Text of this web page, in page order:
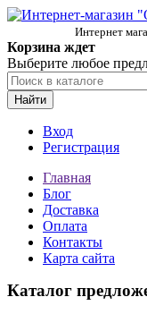
Интернет
Корзина ждет
Выберите любое
Найти
Вход
Регистрация
Главная
Блог
Доставка
Оплата
Контакты
Карта сайта
Каталог